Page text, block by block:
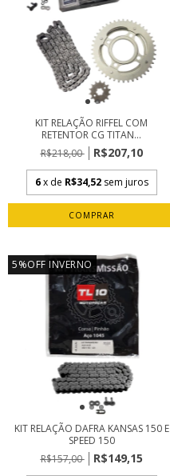
KIT RELAÇÃO RIFFEL COM
RETENTOR CG TITAN...
R$218,00
R$207,10
6 x de R$34,52 sem juros
5%OFF INVERNO
KIT RELAÇÃO DAFRA KANSAS 150 E
SPEED 150
R$157,00
R$149,15